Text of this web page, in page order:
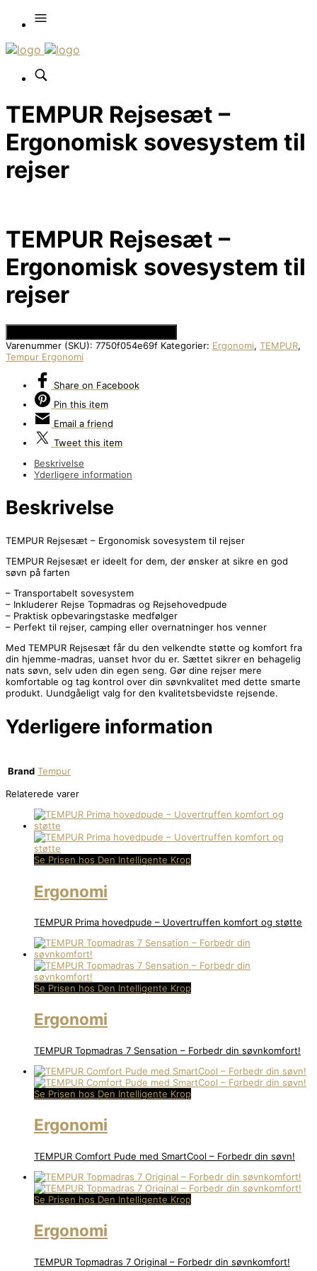
TEMPUR Rejsesæt –
Ergonomisk sovesystem til
rejser
TEMPUR Rejsesæt –
Ergonomisk sovesystem til
rejser
Varenummer (SKU): 7750f054e69f Kategorier: Ergonomi, TEMPUR,
Tempur Ergonomi
Share on Facebook
Pin this item
Email a friend
Tweet this item
Beskrivelse
Yderligere information
Beskrivelse
TEMPUR Rejsesæt – Ergonomisk sovesystem til rejser
TEMPUR Rejsesæt er ideelt for dem, der ønsker at sikre en god
søvn på farten
– Transportabelt sovesystem
– Inkluderer Rejse Topmadras og Rejsehovedpude
– Praktisk opbevaringstaske medfølger
– Perfekt til rejser, camping eller overnatninger hos venner
Med TEMPUR Rejsesæt får du den velkendte støtte og komfort fra
din hjemme-madras, uanset hvor du er. Sættet sikrer en behagelig
nats søvn, selv uden din egen seng. Gør dine rejser mere
komfortable og tag kontrol over din søvnkvalitet med dette smarte
produkt. Uundgåeligt valg for den kvalitetsbevidste rejsende.
Yderligere information
Brand Tempur
Relaterede varer
Se Prisen hos Den Intelligente Krop
Ergonomi
TEMPUR Prima hovedpude – Uovertruffen komfort og støtte
Se Prisen hos Den Intelligente Krop
Ergonomi
TEMPUR Topmadras 7 Sensation – Forbedr din søvnkomfort!
Se Prisen hos Den Intelligente Krop
Ergonomi
TEMPUR Comfort Pude med SmartCool – Forbedr din søvn!
Se Prisen hos Den Intelligente Krop
Ergonomi
TEMPUR Topmadras 7 Original – Forbedr din søvnkomfort!